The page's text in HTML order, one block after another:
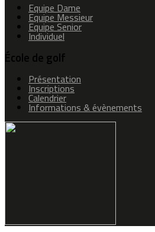
Equipe Dame
Equipe Messieur
Equipe Senior
Individuel
École de golf
Présentation
Inscriptions
Calendrier
Informations & évènements